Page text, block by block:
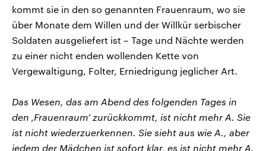
kommt sie in den so genannten Frauenraum, wo sie
über Monate dem Willen und der Willkür serbischer
Soldaten ausgeliefert ist – Tage und Nächte werden
zu einer nicht enden wollenden Kette von
Vergewaltigung, Folter, Erniedrigung jeglicher Art.
Das Wesen, das am Abend des folgenden Tages in
den ‚Frauenraum’ zurückkommt, ist nicht mehr A. Sie
ist nicht wiederzuerkennen. Sie sieht aus wie A., aber
jedem der Mädchen ist sofort klar, es ist nicht mehr A.